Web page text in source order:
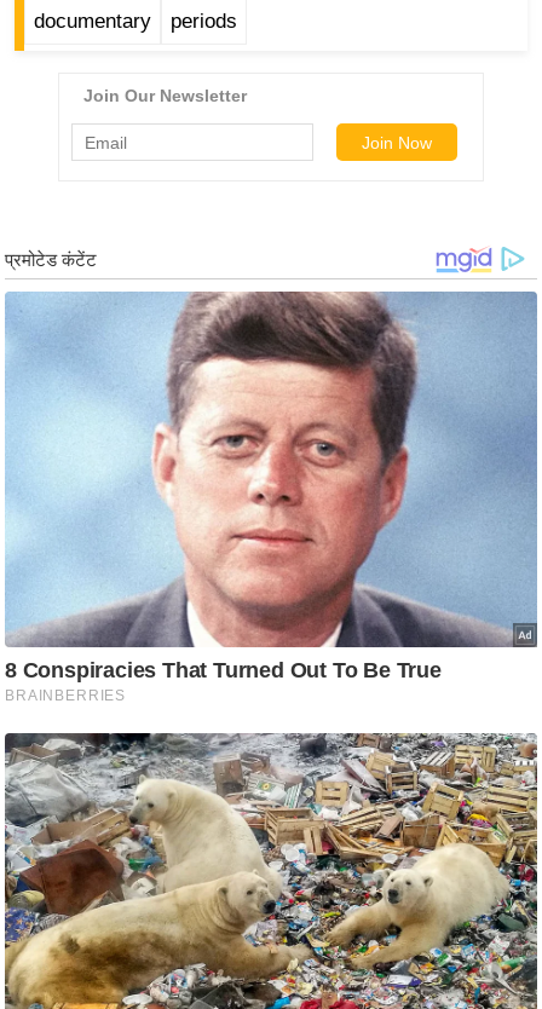
ज
ज
फि
ल्म
स
मी
क्षा
B
r
e
a
k
n
documentary periods